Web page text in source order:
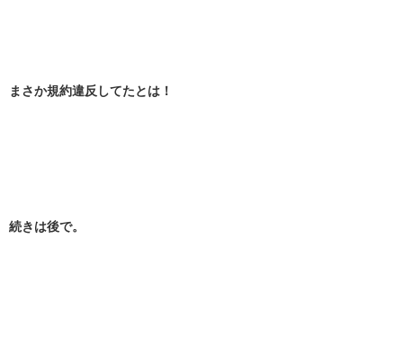
まさか規約違反してたとは！
続きは後で。